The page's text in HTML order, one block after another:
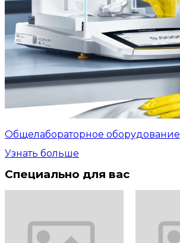
Общелабораторное оборудование
Узнать больше
Специально для вас